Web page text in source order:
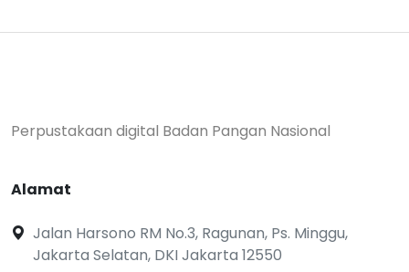
Perpustakaan digital Badan Pangan Nasional
Alamat
Jalan Harsono RM No.3, Ragunan, Ps. Minggu,
Jakarta Selatan, DKI Jakarta 12550